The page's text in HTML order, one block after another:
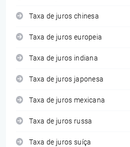
Taxa de juros chinesa
Taxa de juros europeia
Taxa de juros indiana
Taxa de juros japonesa
Taxa de juros mexicana
Taxa de juros russa
Taxa de juros suíça